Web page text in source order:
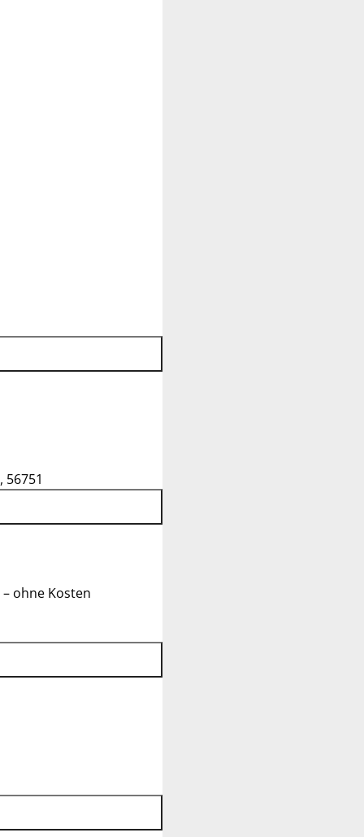
56751
ohne Kosten